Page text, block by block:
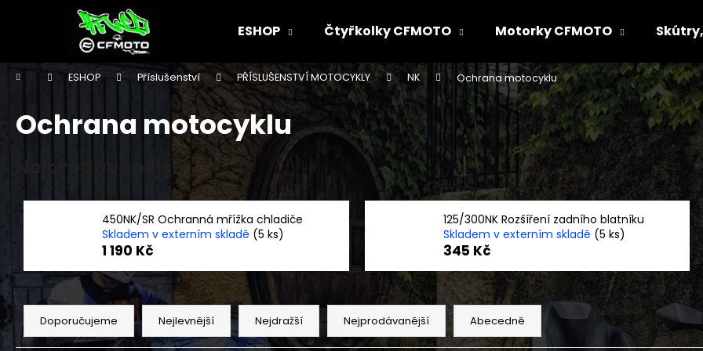
ESHOP Čtyřkolky CFMOTO Motorky CFMOTO
Domů ESHOP Příslušenství PŘÍSLUŠENSTVÍ MOTOCYKLY NK Ochrana motocyklu
Ochrana motocyklu
Nejprodávanější
450NK/SR Ochranná mřížka chladiče
Skladem v externím skladě (5 ks)
1 190 Kč
125/300NK Rozšíření zadního blatníku
Skladem v externím skladě (5 ks)
345 Kč
Ř
a
z
Doporučujeme Nejlevnější Nejdražší Nejprodávanější Abecedně
í
Zpět
do
obchodu
Zpět
do
obchodu
Co potřebujete najít?
HLEDAT
Doporučujeme